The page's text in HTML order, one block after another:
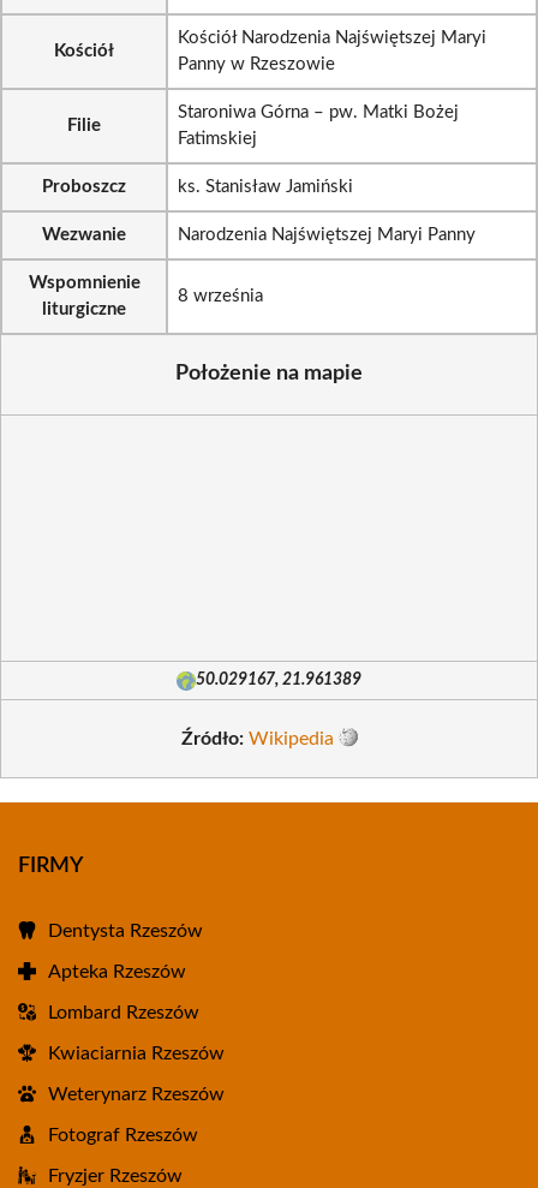
Kościół
Kościół Narodzenia Najświętszej Maryi
Panny w Rzeszowie
Filie
Staroniwa Górna – pw. Matki Bożej
Fatimskiej
Proboszcz ks. Stanisław Jamiński
Wezwanie Narodzenia Najświętszej Maryi Panny
Wspomnienie
liturgiczne
8 września
Położenie na mapie
50.029167, 21.961389
Źródło: Wikipedia
FIRMY
Dentysta Rzeszów
Apteka Rzeszów
Lombard Rzeszów
Kwiaciarnia Rzeszów
Weterynarz Rzeszów
Fotograf Rzeszów
Fryzjer Rzeszów